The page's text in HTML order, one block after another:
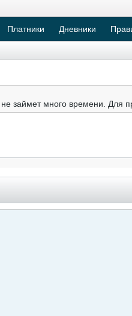
Платники Дневники
не займет много времени. Для